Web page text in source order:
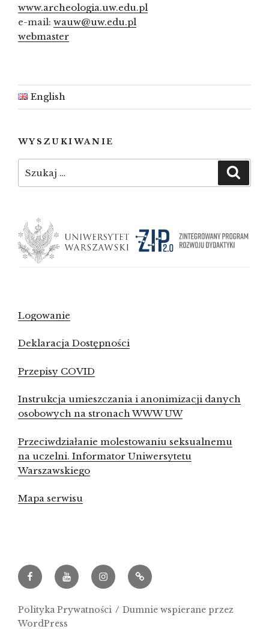
www.archeologia.uw.edu.pl
e-mail: wauw@uw.edu.pl
webmaster
English
WYSZUKIWANIE
Logowanie
Deklaracja Dostępności
Przepisy COVID
Instrukcja umieszczania i anonimizacji danych
osobowych na stronach WWW UW
Przeciwdziałanie molestowaniu seksualnemu
na uczelni. Informator Uniwersytetu
Warszawskiego
Mapa serwisu
FacebookYoutubeInstagramArcheowieści.pl
Polityka Prywatności
Dumnie wspierane przez
WordPress